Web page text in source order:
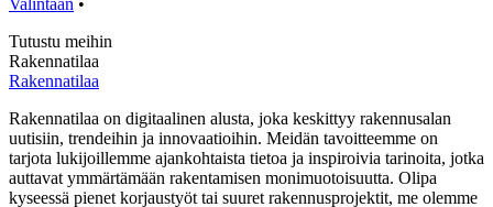
Valintaan •
Tutustu meihin
Rakennatilaa
Rakennatilaa
Rakennatilaa on digitaalinen alusta, joka keskittyy rakennusalan
uutisiin, trendeihin ja innovaatioihin. Meidän tavoitteemme on
tarjota lukijoillemme ajankohtaista tietoa ja inspiroivia tarinoita, jotka
auttavat ymmärtämään rakentamisen monimuotoisuutta. Olipa
kyseessä pienet korjaustyöt tai suuret rakennusprojektit, me olemme